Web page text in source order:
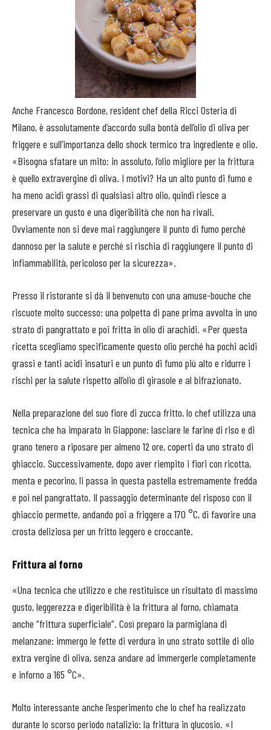
Anche Francesco Bordone, resident chef della Ricci Osteria di
Milano, è assolutamente d’accordo sulla bontà dell’olio di oliva per
friggere e sull’importanza dello shock termico tra ingrediente e olio.
«Bisogna sfatare un mito: in assoluto, l’olio migliore per la frittura
è quello extravergine di oliva. I motivi? Ha un alto punto di fumo e
ha meno acidi grassi di qualsiasi altro olio, quindi riesce a
preservare un gusto e una digeribilità che non ha rivali.
Ovviamente non si deve mai raggiungere il punto di fumo perché
dannoso per la salute e perché si rischia di raggiungere il punto di
infiammabilità, pericoloso per la sicurezza».
Presso il ristorante si dà il benvenuto con una amuse-bouche che
riscuote molto successo: una polpetta di pane prima avvolta in uno
strato di pangrattato e poi fritta in olio di arachidi. «Per questa
ricetta scegliamo specificamente questo olio perché ha pochi acidi
grassi e tanti acidi insaturi e un punto di fumo più alto e ridurre i
rischi per la salute rispetto all’olio di girasole e al bifrazionato.
Nella preparazione del suo fiore di zucca fritto, lo chef utilizza una
tecnica che ha imparato in Giappone: lasciare le farine di riso e di
grano tenero a riposare per almeno 12 ore, coperti da uno strato di
ghiaccio. Successivamente, dopo aver riempito i fiori con ricotta,
menta e pecorino, li passa in questa pastella estremamente fredda
e poi nel pangrattato. Il passaggio determinante del risposo con il
ghiaccio permette, andando poi a friggere a 170 °C, di favorire una
crosta deliziosa per un fritto leggero e croccante.
Frittura al forno
«Una tecnica che utilizzo e che restituisce un risultato di massimo
gusto, leggerezza e digeribilità è la frittura al forno, chiamata
anche “frittura superficiale”. Così preparo la parmigiana di
melanzane: immergo le fette di verdura in uno strato sottile di olio
extra vergine di oliva, senza andare ad immergerle completamente
e inforno a 165 °C».
Molto interessante anche l’esperimento che lo chef ha realizzato
durante lo scorso periodo natalizio: la frittura in glucosio. «I